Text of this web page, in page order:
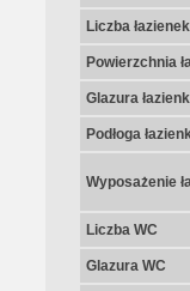
Liczba łazienek
Powierzchnia
Glazura
Podłoga
Wyposażenie
Liczba WC
Glazura WC